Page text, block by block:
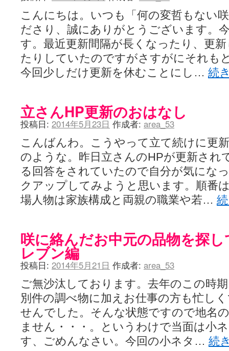
こんにちは。いつも「何の変哲もない
ださり、誠にありがとうございます。
す。最近更新間隔が長くなったり、更
たりしていたのですがさすがにそれも
今回少しだけ更新を休むことにし… 続
立さんHP更新のおはなし
投稿日: 2014年5月23日 作成者: area_53
こんばんわ。こうやって立て続けに更
のような。昨日立さんのHPが更新され
る回答をされていたので自分が気にな
クアップしてみようと思います。順番
場人物は家族構成と両親の職業や若…
咲に絡んだお中元の品物を探
レブン編
投稿日: 2014年5月21日 作成者: area_53
ご無沙汰しております。去年のこの時
別件の調べ物に加えお仕事の方も忙し
せんでした。そんな状態ですので地名
ません・・・。というわけで当面は小
す、ごめんなさい。今回の小ネタ… 続